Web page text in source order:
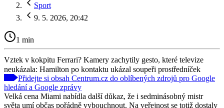
Sport
9. 5. 2026, 20:42
1 min
Vztek v kokpitu Ferrari? Kamery zachytily gesto, které televize
neukázala: Hamilton po kontaktu ukázal soupeři prostředníček
Přidejte si obsah Centrum.cz do oblíbených zdrojů pro Google
hledání a Google zprávy
Velká cena Miami nabídla další důkaz, že i sedminásobný mistr
světa umí občas pořádně vybouchnout. Na veřejnost se totiž dostaly